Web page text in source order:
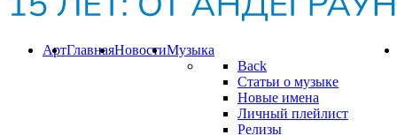
Музыка
Back
Статьи о музыке
Новые имена
Личный плейлист
Релизы
Новости
Главная
Арт